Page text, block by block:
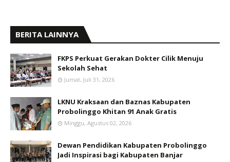
BERITA LAINNYA
FKPS Perkuat Gerakan Dokter Cilik Menuju
Sekolah Sehat
Jumat, Juli 31, 2026
LKNU Kraksaan dan Baznas Kabupaten
Probolinggo Khitan 91 Anak Gratis
Minggu, Agustus 02, 2026
Dewan Pendidikan Kabupaten Probolinggo
Jadi Inspirasi bagi Kabupaten Banjar